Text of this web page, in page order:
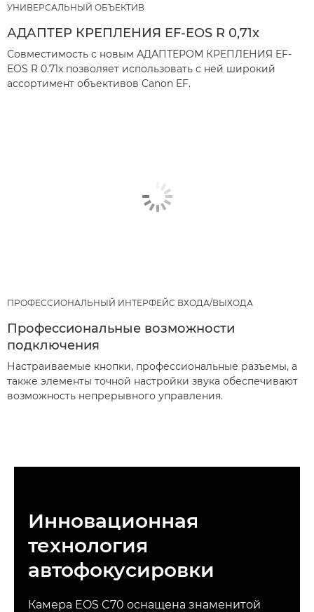
УНИВЕРСАЛЬНЫЙ ОБЪЕКТИВ
АДАПТЕР КРЕПЛЕНИЯ EF-EOS R 0,71x
Совместимость с новым АДАПТЕРОМ КРЕПЛЕНИЯ EF-
EOS R 0.71x позволяет использовать с ней широкий
ассортимент объективов Canon EF.
ПРОФЕССИОНАЛЬНЫЙ ИНТЕРФЕЙС ВХОДА/ВЫХОДА
Профессиональные возможности
подключения
Настраиваемые кнопки, профессиональные разъемы, а
также элементы точной настройки звука обеспечивают
возможность непрерывного управления.
Инновационная
технология
автофокусировки
Камера EOS C70 оснащена знаменитой